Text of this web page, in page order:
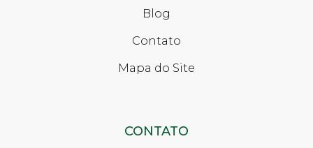
Blog
Contato
Mapa do Site
CONTATO